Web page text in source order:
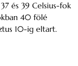
és 39 Celsius-fok
40 fölé
10-ig eltart.